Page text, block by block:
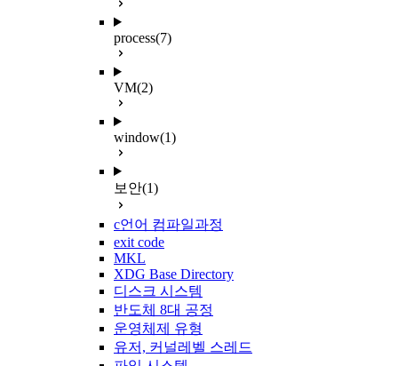
process(7)
VM(2)
window(1)
보안(1)
c언어 컴파일과정
exit code
MKL
XDG Base Directory
디스크 시스템
반도체 8대 공정
운영체제 유형
유저, 커널레벨 스레드